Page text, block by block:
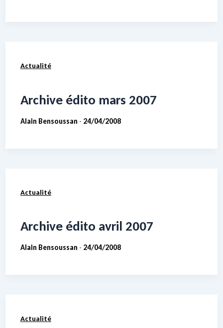
Actualité
Archive édito mars 2007
Alain Bensoussan - 24/04/2008
Actualité
Archive édito avril 2007
Alain Bensoussan - 24/04/2008
Actualité